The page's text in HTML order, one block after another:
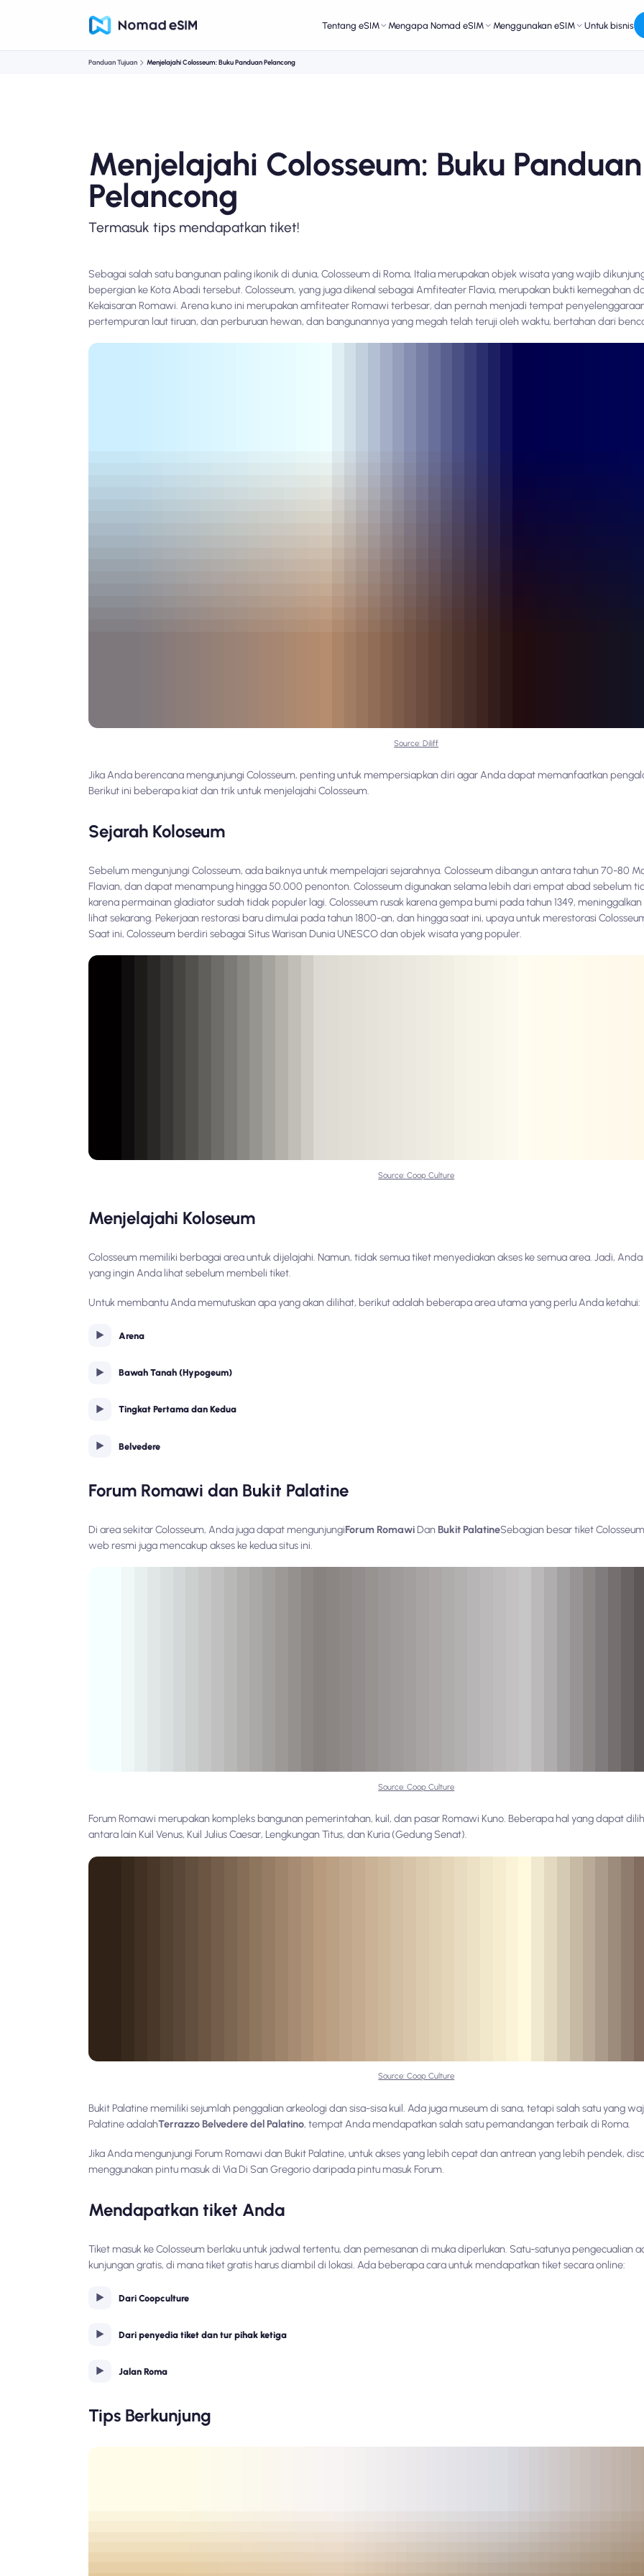
Tentang eSIM Mengapa Nomad eSIM Menggunakan eSIM Untuk bisnis
Panduan Tujuan Menjelajahi Colosseum: Buku Panduan Pelancong
Menjelajahi Colosseum: Buku Panduan
Pelancong
Termasuk tips mendapatkan tiket!
Sebagai salah satu bangunan paling ikonik di dunia, Colosseum di Roma, Italia merupakan objek wisata yang wajib
bepergian ke Kota Abadi tersebut. Colosseum, yang juga dikenal sebagai Amfiteater Flavia, merupakan bukti kemegahan
Kekaisaran Romawi. Arena kuno ini merupakan amfiteater Romawi terbesar, dan pernah menjadi tempat
pertempuran laut tiruan, dan perburuan hewan, dan bangunannya yang megah telah teruji oleh waktu, bertahan dari
Source: Diliff
Jika Anda berencana mengunjungi Colosseum, penting untuk mempersiapkan diri agar Anda dapat memanfaatkan
Berikut ini beberapa kiat dan trik untuk menjelajahi Colosseum.
Sejarah Koloseum
Sebelum mengunjungi Colosseum, ada baiknya untuk mempelajari sejarahnya. Colosseum dibangun antara tahun 70-80
Flavian, dan dapat menampung hingga 50.000 penonton. Colosseum digunakan selama lebih dari empat abad sebelum
karena permainan gladiator sudah tidak populer lagi. Colosseum rusak karena gempa bumi pada tahun 1349,
lihat sekarang. Pekerjaan restorasi baru dimulai pada tahun 1800-an, dan hingga saat ini, upaya untuk merestorasi
Saat ini, Colosseum berdiri sebagai Situs Warisan Dunia UNESCO dan objek wisata yang populer.
Source: Coop Culture
Menjelajahi Koloseum
Colosseum memiliki berbagai area untuk dijelajahi. Namun, tidak semua tiket menyediakan akses ke semua area. Jadi,
yang ingin Anda lihat sebelum membeli tiket.
Untuk membantu Anda memutuskan apa yang akan dilihat, berikut adalah beberapa area utama yang perlu Anda ketahui:
Arena
Bawah Tanah (Hypogeum)
Tingkat Pertama dan Kedua
Belvedere
Forum Romawi dan Bukit Palatine
Di area sekitar Colosseum, Anda juga dapat mengunjungiForum Romawi Dan Bukit PalatineSebagian besar tiket
web resmi juga mencakup akses ke kedua situs ini.
Source: Coop Culture
Forum Romawi merupakan kompleks bangunan pemerintahan, kuil, dan pasar Romawi Kuno. Beberapa hal yang dapat
antara lain Kuil Venus, Kuil Julius Caesar, Lengkungan Titus, dan Kuria (Gedung Senat).
Source: Coop Culture
Bukit Palatine memiliki sejumlah penggalian arkeologi dan sisa-sisa kuil. Ada juga museum di sana, tetapi salah satu yang
Palatine adalahTerrazzo Belvedere del Palatino, tempat Anda mendapatkan salah satu pemandangan terbaik di Roma.
Jika Anda mengunjungi Forum Romawi dan Bukit Palatine, untuk akses yang lebih cepat dan antrean yang lebih pendek,
menggunakan pintu masuk di Via Di San Gregorio daripada pintu masuk Forum.
Mendapatkan tiket Anda
Tiket masuk ke Colosseum berlaku untuk jadwal tertentu, dan pemesanan di muka diperlukan. Satu-satunya pengecualian
kunjungan gratis, di mana tiket gratis harus diambil di lokasi. Ada beberapa cara untuk mendapatkan tiket secara online:
Dari Coopculture
Dari penyedia tiket dan tur pihak ketiga
Jalan Roma
Tips Berkunjung